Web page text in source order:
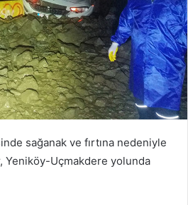
sağanak ve fırtına nedeniyle
Yeniköy-Uçmakdere yolunda